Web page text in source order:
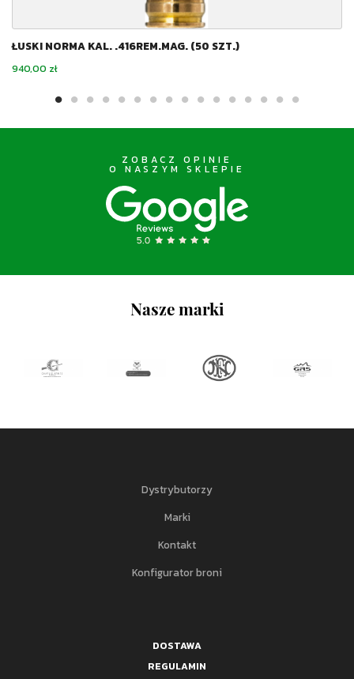
ŁUSKI NORMA KAL. .416REM.MAG. (50 SZT.)
Cena
940,00 zł
ZOBACZ OPINIE
O NASZYM SKLEPIE
Nasze marki
Dystrybutorzy
Marki
Kontakt
Konfigurator broni
DOSTAWA
REGULAMIN